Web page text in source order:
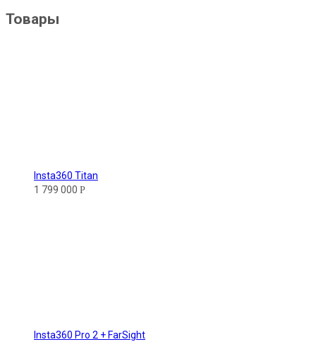
Товары
Insta360 Titan
1 799 000 Р
Insta360 Pro 2 + FarSight